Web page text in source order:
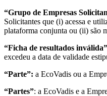
“Grupo de Empresas
Solicitantes que (i) acessa e
plataforma conjunta ou (ii) são
“Ficha de resultados inválida”
excedeu a data de validade
“Parte”: a EcoVadis ou a
“Partes”: a EcoVadis e a